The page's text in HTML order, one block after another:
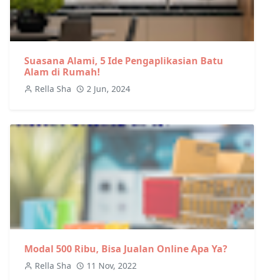
Suasana Alami, 5 Ide Pengaplikasian Batu
Alam di Rumah!
Rella Sha 2 Jun, 2024
Modal 500 Ribu, Bisa Jualan Online Apa Ya?
Rella Sha 11 Nov, 2022